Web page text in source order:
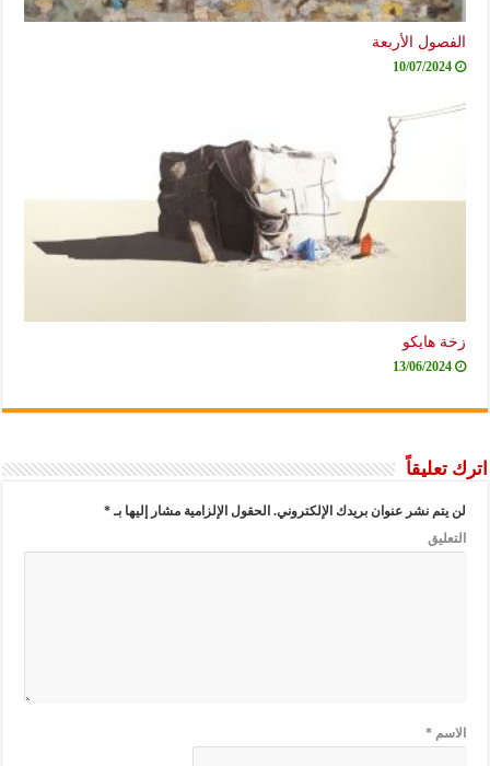
الفصول الأربعة
10/07/2024
زخة هايكو
13/06/2024
اترك تعليقاً
لن يتم نشر عنوان بريدك الإلكتروني. الحقول الإلزامية مشار إليها بـ*
التعليق
الاسم*